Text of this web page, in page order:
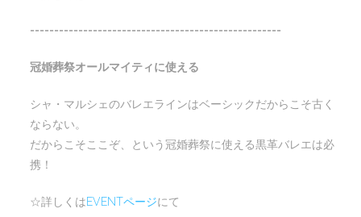
====================================================
冠婚葬祭オールマイティに使える
シャ・マルシェのバレエラインはベーシックだからこそ古く
ならない。
だからこそここぞ、という冠婚葬祭に使える黒革バレエは必
携！
☆詳しくはEVENTページにて